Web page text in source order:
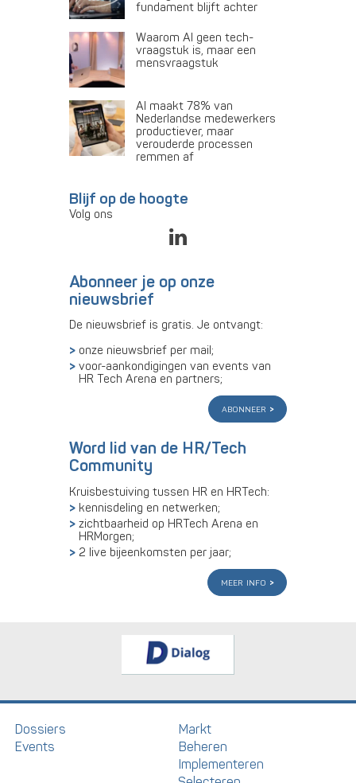
fundament blijft achter
Waarom AI geen tech-
vraagstuk is, maar een
mensvraagstuk
AI maakt 78% van
Nederlandse medewerkers
productiever, maar
verouderde processen
remmen af
Blijf op de hoogte
Volg ons
Abonneer je op onze
nieuwsbrief
De nieuwsbrief is gratis. Je ontvangt:
onze nieuwsbrief per mail;
voor-aankondigingen van events van
HR Tech Arena en partners;
abonneer
Word lid van de HR/Tech
Community
Kruisbestuiving tussen HR en HRTech:
kennisdeling en netwerken;
zichtbaarheid op HRTech Arena en
HRMorgen;
2 live bijeenkomsten per jaar;
meer info
Dossiers
Events
Markt
Beheren
Implementeren